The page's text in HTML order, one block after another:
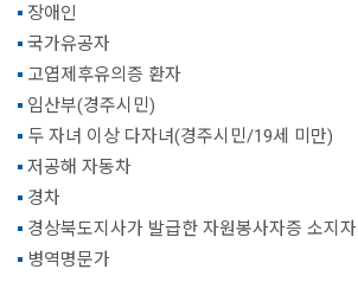
장애인
국가유공자
고엽제후유의증 환자
임산부(경주시민)
두 자녀 이상 다자녀(경주시민/19세 미만)
저공해 자동차
경차
경상북도지사가 발급한 자원봉사자증 소지자
병역명문가